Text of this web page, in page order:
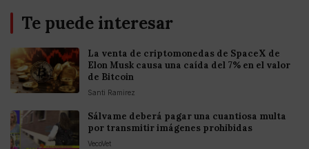
Te puede interesar
La venta de criptomonedas de SpaceX de
Elon Musk causa una caída del 7% en el valor
de Bitcoin
Santi Ramirez
Sálvame deberá pagar una cuantiosa multa
por transmitir imágenes prohibidas
VecoVet